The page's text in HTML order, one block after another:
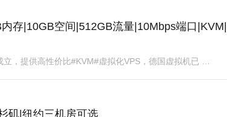
存|10GB空间|512GB流量|10Mbps端口
，提供高性价比#KVM#虚拟化VPS，德国虚拟机已 …
矶|纽约三机房可选